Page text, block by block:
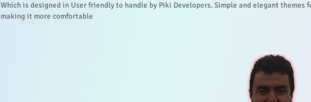
Which is designed in User friendly to handle by Piki Developers. Simple and elegant themes
making it more comfortable